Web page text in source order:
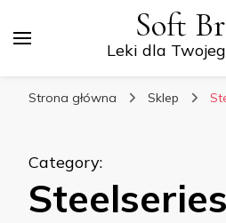
Soft
Leki dla
Strona główna Sklep
Category:
Steelseries